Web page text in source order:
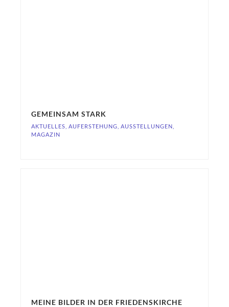
GEMEINSAM STARK
AKTUELLES AUFERSTEHUNG AUSSTELLUNGEN
MAGAZIN
MEINE BILDER IN DER FRIEDENSKIRCHE